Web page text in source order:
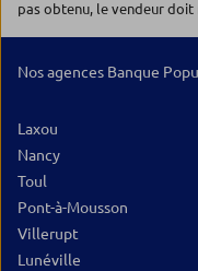
pas obtenu, le vendeur doit
Nos agences Banque
Laxou
Nancy
Toul
Pont-à-Mousson
Villerupt
Lunéville